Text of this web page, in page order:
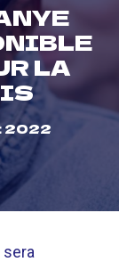
LA
2022
sera